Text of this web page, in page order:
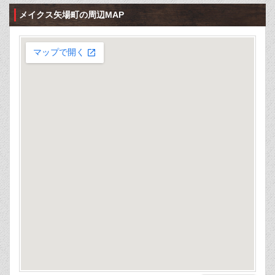
メイクス矢場町の周辺MAP